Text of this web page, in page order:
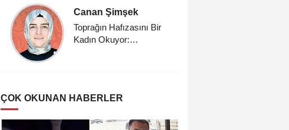
Canan Şimşek
Toprağın Hafızasını Bir
Kadın Okuyor:
ÇOK OKUNAN HABERLER